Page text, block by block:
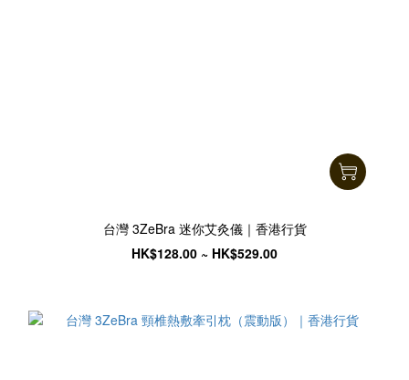
台灣 3ZeBra 迷你艾灸儀｜香港行貨
HK$128.00 ~ HK$529.00